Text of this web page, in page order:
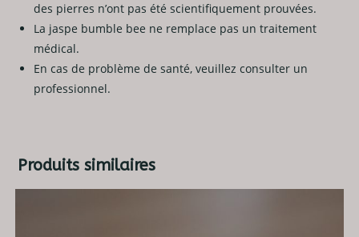
des pierres n’ont pas été scientifiquement prouvées.
La jaspe bumble bee ne remplace pas un traitement
médical.
En cas de problème de santé, veuillez consulter un
professionnel.
Produits similaires